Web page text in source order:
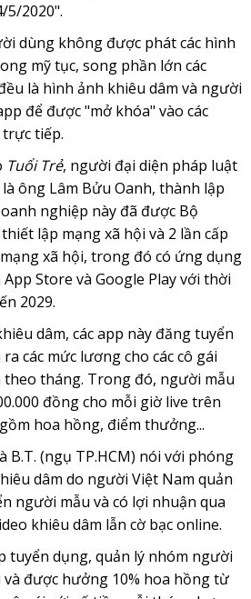
5/2020".
dùng không được phát các hình
mỹ tục, song phần lớn các
là hình ảnh khiêu dâm và người
để được "mở khóa" vào các
tiếp.
Tuổi Trẻ, người đại diện pháp luật
là ông Lâm Bửu Oanh, thành lập
nghiệp này đã được Bộ
lập mạng xã hội và 2 lần cấp
xã hội, trong đó có ứng dụng
Store và Google Play với thời
2029.
dâm, các app này đăng tuyển
các mức lương cho các cô gái
tháng. Trong đó, người mẫu
đồng cho mỗi giờ live trên
hoa hồng, điểm thưởng...
B.T. (ngụ TP.HCM) nói với phóng
dâm do người Việt Nam quản
người mẫu và có lợi nhuận qua
khiêu dâm lẫn cờ bạc online.
tuyển dụng, quản lý nhóm người
được hưởng 10% hoa hồng từ